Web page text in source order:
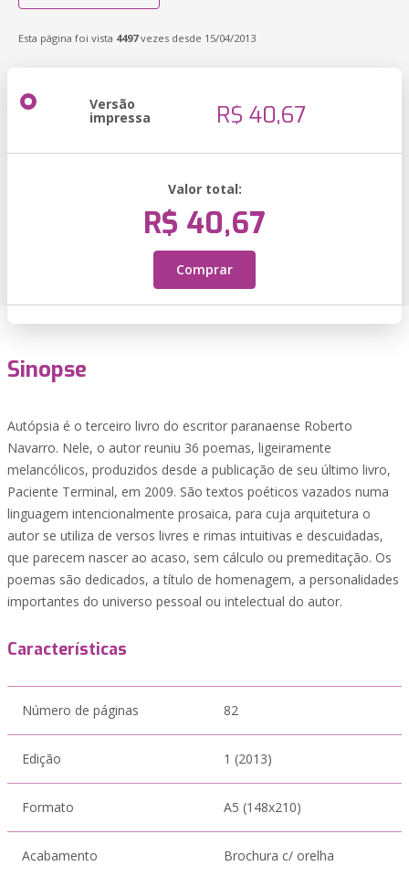
Esta página foi vista 4497vezes desde 15/04/2013
Versão
impressa R$ 40,67
Valor total:
R$ 40,67
Comprar
Sinopse
Autópsia é o terceiro livro do escritor paranaense Roberto
Navarro. Nele, o autor reuniu 36 poemas, ligeiramente
melancólicos, produzidos desde a publicação de seu último livro,
Paciente Terminal, em 2009. São textos poéticos vazados numa
linguagem intencionalmente prosaica, para cuja arquitetura o
autor se utiliza de versos livres e rimas intuitivas e descuidadas,
que parecem nascer ao acaso, sem cálculo ou premeditação. Os
poemas são dedicados, a título de homenagem, a personalidades
importantes do universo pessoal ou intelectual do autor.
Características
Número de páginas 82
Edição 1 (2013)
Formato A5 (148x210)
Acabamento Brochura c/ orelha